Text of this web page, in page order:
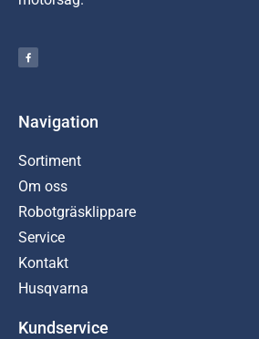
Navigation
Sortiment
Om oss
Robotgräsklippare
Service
Kontakt
Husqvarna
Kundservice